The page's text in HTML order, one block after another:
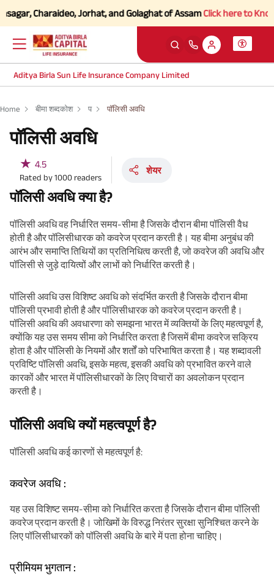
Charaideo, Jorhat, and Golaghat of AssamClick here to Know
Aditya Birla Sun Life Insurance Company Limited
Home बीमा शब्दकोश प पॉलिसी अवधि
पॉलिसी अवधि
★ 4.5
Rated by1000 readers
शेयर
पॉलिसी अवधि क्या है?
पॉलिसी अवधि वह निर्धारित समय-सीमा है जिसके दौरान बीमा पॉलिसी वैध
होती है और पॉलिसीधारक को कवरेज प्रदान करती है। यह बीमा अनुबंध की
आरंभ और समाप्ति तिथियों का प्रतिनिधित्व करती है, जो कवरेज की अवधि और
पॉलिसी से जुड़े दायित्वों और लाभों को निर्धारित करती है।
पॉलिसी अवधि उस विशिष्ट अवधि को संदर्भित करती है जिसके दौरान बीमा
पॉलिसी प्रभावी होती है और पॉलिसीधारक को कवरेज प्रदान करती है।
पॉलिसी अवधि की अवधारणा को समझना भारत में व्यक्तियों के लिए महत्वपूर्ण है,
क्योंकि यह उस समय सीमा को निर्धारित करता है जिसमें बीमा कवरेज सक्रिय
होता है और पॉलिसी के नियमों और शर्तों को परिभाषित करता है। यह शब्दावली
प्रविष्टि पॉलिसी अवधि, इसके महत्व, इसकी अवधि को प्रभावित करने वाले
कारकों और भारत में पॉलिसीधारकों के लिए विचारों का अवलोकन प्रदान
करती है।
पॉलिसी अवधि क्यों महत्वपूर्ण है?
पॉलिसी अवधि कई कारणों से महत्वपूर्ण है:
कवरेज अवधि :
यह उस विशिष्ट समय-सीमा को निर्धारित करता है जिसके दौरान बीमा पॉलिसी
कवरेज प्रदान करती है। जोखिमों के विरुद्ध निरंतर सुरक्षा सुनिश्चित करने के
लिए पॉलिसीधारकों को पॉलिसी अवधि के बारे में पता होना चाहिए।
प्रीमियम भुगतान :